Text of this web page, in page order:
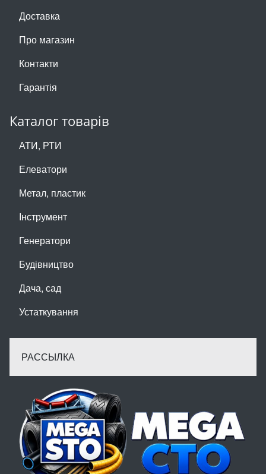
Доставка
Про магазин
Контакти
Гарантія
Каталог товарів
АТИ, РТИ
Елеватори
Метал, пластик
Інструмент
Генератори
Будівництво
Дача, сад
Устаткування
РАССЫЛКА